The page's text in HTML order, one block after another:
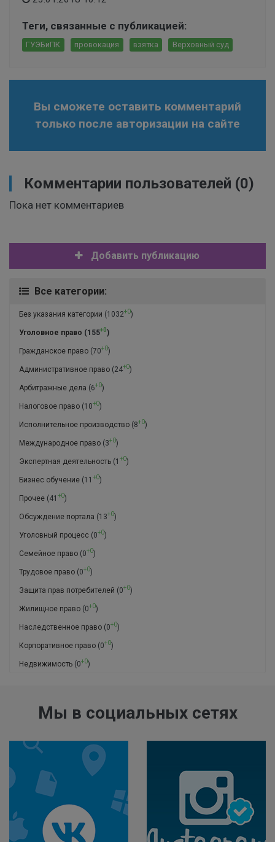
Теги, связанные с публикацией:
ГУЭБиПК провокация взятка Верховный суд
Вы сможете оставить комментарий
только после авторизации на сайте
Комментарии пользователей (0)
Пока нет комментариев
Добавить публикацию
Все категории:
Без указания категории (1032+0)
Уголовное право (155+0)
Гражданское право (70+0)
Административное право (24+0)
Арбитражные дела (6+0)
Налоговое право (10+0)
Исполнительное производство (8+0)
Международное право (3+0)
Экспертная деятельность (1 +0)
Бизнес обучение (11 +0)
Прочее (41 +0)
Обсуждение портала (13+0)
Уголовный процесс (0+0)
Семейное право (0+0)
Трудовое право (0+0)
Защита прав потребителей (0+0)
Жилищное право (0+0)
Наследственное право (0+0)
Корпоративное право (0+0)
Недвижимость (0+0)
Мы в социальных сетях